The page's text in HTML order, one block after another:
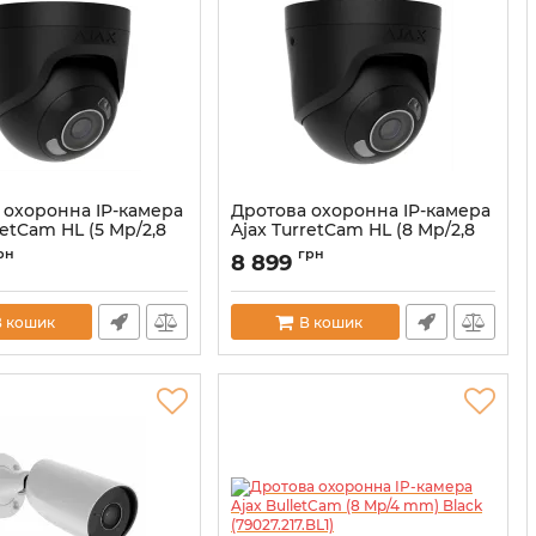
IP-камера
HL (5 Mp/2,8
(126260.197.BL1)
кошик
Дротова охоронна IP-камера
Ajax TurretCam HL (8 Mp/2,8
mm) Black (126264.197.BL1)
Артикул:
8 899 грн
В кошик